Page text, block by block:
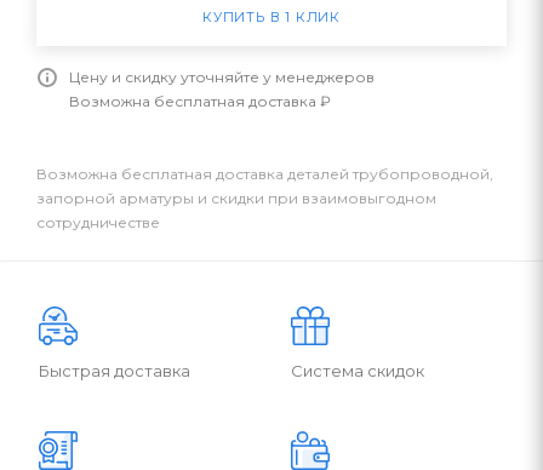
КУПИТЬ В 1 КЛИК
Цену и скидку уточняйте у менеджеров
Возможна бесплатная доставка ₽
Возможна бесплатная доставка деталей трубопроводной,
запорной арматуры и скидки при взаимовыгодном
сотрудничестве
Быстрая доставка Система скидок